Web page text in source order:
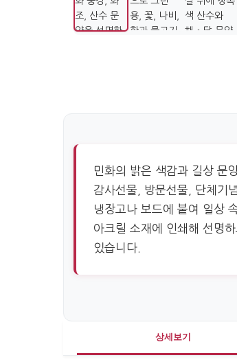
민화의 밝은 색감과 길상 문
감사선물, 방문선물, 단체기
냉장고나 보드에 붙여 일상
아크릴 소재에 인쇄해 선명
있습니다.
상세보기